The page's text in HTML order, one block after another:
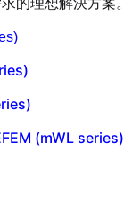
(mWL series)